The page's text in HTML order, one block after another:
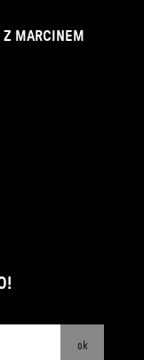
Z MARCINEM
ok